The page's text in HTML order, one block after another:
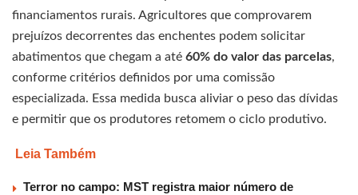
financiamentos rurais. Agricultores que comprovarem
prejuízos decorrentes das enchentes podem solicitar
abatimentos que chegam a até 60% do valor das parcelas,
conforme critérios definidos por uma comissão
especializada. Essa medida busca aliviar o peso das dívidas
e permitir que os produtores retomem o ciclo produtivo.
Leia Também
Terror no campo: MST registra maior número de